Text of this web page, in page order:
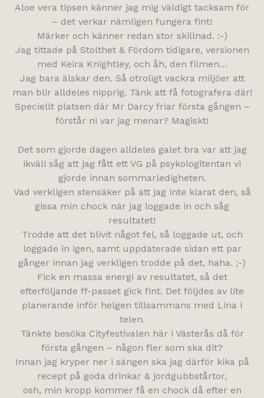
Aloe vera tipsen känner jag mig väldigt tacksam för
– det verkar nämligen fungera fint!
Märker och känner redan stor skillnad. :-)
Jag tittade på Stolthet & Fördom tidigare, versionen
med Keira Knightley, och åh, den filmen…
Jag bara älskar den. Så otroligt vackra miljöer att
man blir alldeles nipprig. Tänk att få fotografera där!
Speciellt platsen där Mr Darcy friar första gången –
förstår ni var jag menar? Magiskt!
Det som gjorde dagen alldeles galet bra var att jag
ikväll såg att jag fått ett VG på psykologitentan vi
gjorde innan sommarledigheten.
Vad verkligen stensäker på att jag inte klarat den, så
gissa min chock när jag loggade in och såg
resultatet!
Trodde att det blivit något fel, så loggade ut, och
loggade in igen, samt uppdaterade sidan ett par
gånger innan jag verkligen trodde på det, haha. ;-)
Fick en massa energi av resultatet, så det
efterföljande ff-passet gick fint. Det följdes av lite
planerande inför helgen tillsammans med Lina i
telen.
Tänkte besöka Cityfestivalen här i Västerås då för
första gången – någon fler som ska dit?
Innan jag kryper ner i sängen ska jag därför kika på
recept på goda drinkar & jordgubbstårtor,
osh, min kropp kommer få en chock då efter en